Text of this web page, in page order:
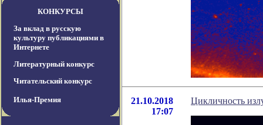
КОНКУРСЫ
За вклад в русскую
культуру публикациями в
Интернете
Литературный конкурс
Читательский конкурс
Илья-Премия
21.10.2018
17:07
Цикличность